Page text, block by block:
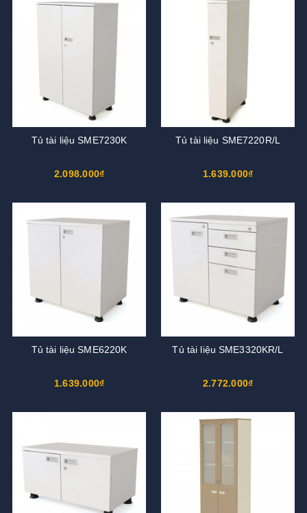
Tủ tài liệu SME7230K
2.098.000₫
Tủ tài liệu SME7220R/L
1.639.000₫
Tủ tài liệu SME6220K
1.639.000₫
Tủ tài liệu SME3320KR/L
2.772.000₫